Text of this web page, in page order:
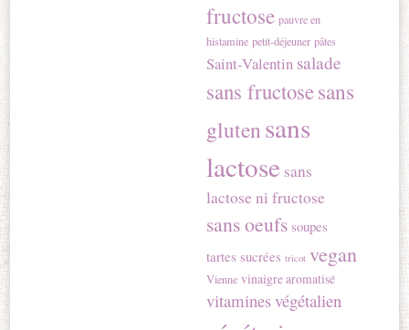
fructose pauvre en
histamine petit-déjeuner pâtes
Saint-Valentin salade
sans fructosesans
glutensans
lactose sans
lactose ni fructose
sans oeufs soupes
tartes sucrées tricot vegan
Vienne vinaigre aromatisé
vitaminesvégétalien